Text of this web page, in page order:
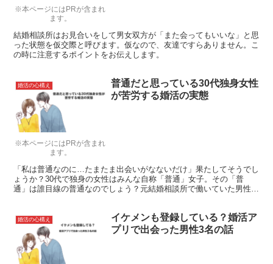
※本ページにはPRが含まれ
ます。
結婚相談所はお見合いをして男女双方が「また会ってもいいな」と思
った状態を仮交際と呼びます。仮なので、友達ですらありません。こ
の時に注意するポイントをお伝えします。
※本ページにはPRが含まれ
ます。
婚活の心構え
普通だと思っている30代独身女性
が苦労する婚活の実態
「私は普通なのに…たまたま出会いがなないだけ」果たしてそうでし
ょうか？30代で独身の女性はみんな自称「普通」女子。その「普
通」は誰目線の普通なのでしょう？元結婚相談所で働いていた男性ラ
婚活の心構え
イケメンも登録している？婚活ア
プリで出会った男性3名の話